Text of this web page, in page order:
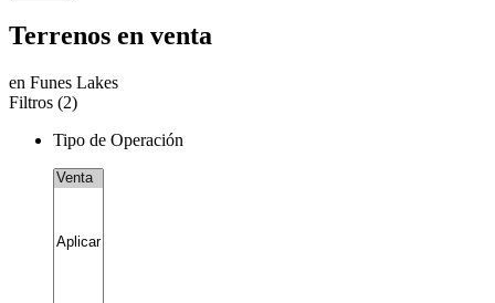
Terrenos en venta
en Funes Lakes
Filtros (2)
Tipo de Operación